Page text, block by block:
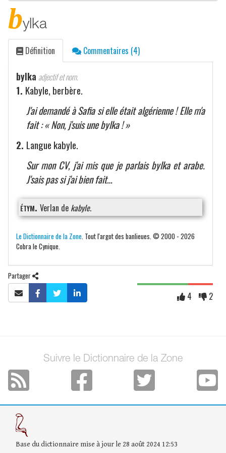
bylka
Définition Commentaires (4)
bylka adjectif et nom.
1. Kabyle, berbère.
J'ai demandé à Safia si elle était algérienne ! Elle m'a
fait : « Non, j'suis une bylka ! »
2. Langue kabyle.
Sur mon CV, j'ai mis que je parlais bylka et arabe.
J'sais pas si j'ai bien fait…
étym. Verlan de kabyle.
Le Dictionnaire de la Zone . Tout l'argot des banlieues. © 2000 - 2026
Cobra le Cynique.
Partager
4 2
Suivre le Dictionnaire de la Zone
Base du dictionnaire mise à jour le 28 août 2024 12:53